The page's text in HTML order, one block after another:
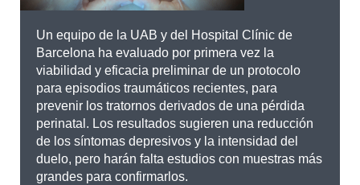
Un equipo de la UAB y del Hospital Clínic de
Barcelona ha evaluado por primera vez la
viabilidad y eficacia preliminar de un protocolo
para episodios traumáticos recientes, para
prevenir los tratornos derivados de una pérdida
perinatal. Los resultados sugieren una reducción
de los síntomas depresivos y la intensidad del
duelo, pero harán falta estudios con muestras más
grandes para confirmarlos.